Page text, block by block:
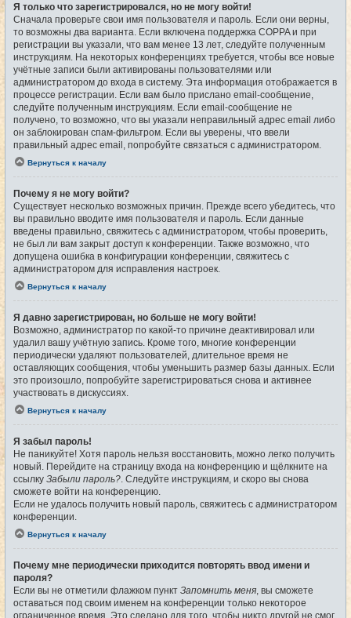
Я только что зарегистрировался, но не могу войти!
Сначала проверьте свои имя пользователя и пароль. Если они верны,
то возможны два варианта. Если включена поддержка COPPA и при
регистрации вы указали, что вам менее 13 лет, следуйте полученным
инструкциям. На некоторых конференциях требуется, чтобы все новые
учётные записи были активированы пользователями или
администратором до входа в систему. Эта информация отображается в
процессе регистрации. Если вам было прислано email-сообщение,
следуйте полученным инструкциям. Если email-сообщение не
получено, то возможно, что вы указали неправильный адрес email либо
он заблокирован спам-фильтром. Если вы уверены, что ввели
правильный адрес email, попробуйте связаться с администратором.
Вернуться к началу
Почему я не могу войти?
Существует несколько возможных причин. Прежде всего убедитесь, что
вы правильно вводите имя пользователя и пароль. Если данные
введены правильно, свяжитесь с администратором, чтобы проверить,
не был ли вам закрыт доступ к конференции. Также возможно, что
допущена ошибка в конфигурации конференции, свяжитесь с
администратором для исправления настроек.
Вернуться к началу
Я давно зарегистрирован, но больше не могу войти!
Возможно, администратор по какой-то причине деактивировал или
удалил вашу учётную запись. Кроме того, многие конференции
периодически удаляют пользователей, длительное время не
оставляющих сообщения, чтобы уменьшить размер базы данных. Если
это произошло, попробуйте зарегистрироваться снова и активнее
участвовать в дискуссиях.
Вернуться к началу
Я забыл пароль!
Не паникуйте! Хотя пароль нельзя восстановить, можно легко получить
новый. Перейдите на страницу входа на конференцию и щёлкните на
ссылку Забыли пароль? . Следуйте инструкциям, и скоро вы снова
сможете войти на конференцию.
Если не удалось получить новый пароль, свяжитесь с администратором
конференции.
Вернуться к началу
Почему мне периодически приходится повторять ввод имени и
пароля?
Если вы не отметили флажком пункт Запомнить меня , вы сможете
оставаться под своим именем на конференции только некоторое
ограниченное время. Это сделано для того, чтобы никто другой не смог